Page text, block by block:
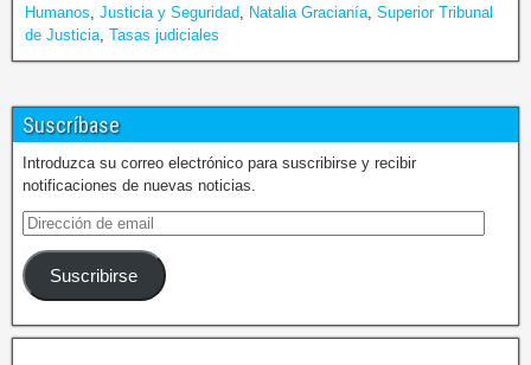
Humanos Justicia y Seguridad Natalia Gracianía Superior Tribunal
de Justicia Tasas judiciales
Suscríbase
Introduzca su correo electrónico para suscribirse y recibir
notificaciones de nuevas noticias.
Suscribirse